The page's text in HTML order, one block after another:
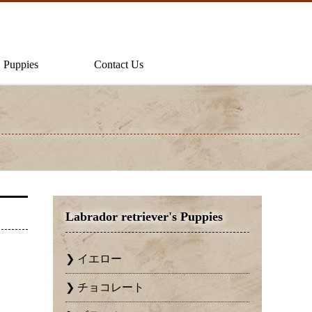
Puppies Contact Us
Labrador retriever's Puppies
イエロー
チョコレート